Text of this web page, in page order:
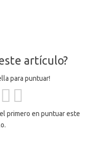
artículo?
para puntuar!
primero en puntuar este